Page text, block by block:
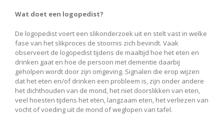
Wat doet een logopedist?
De logopedist voert een slikonderzoek uit en stelt vast in welke
fase van het slikproces de stoornis zich bevindt. Vaak
observeert de logopedist tijdens de maaltijd hoe het eten en
drinken gaat en hoe de persoon met dementie daarbij
geholpen wordt door zijn omgeving. Signalen die erop wijzen
dat het eten en/of drinken een probleem is, zijn onder andere
het dichthouden van de mond, het niet doorslikken van eten,
veel hoesten tijdens het eten, langzaam eten, het verliezen van
vocht of voeding uit de mond of weglopen van tafel.